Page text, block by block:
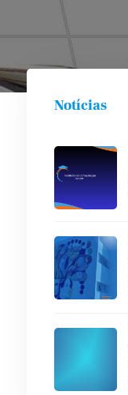
Notícias